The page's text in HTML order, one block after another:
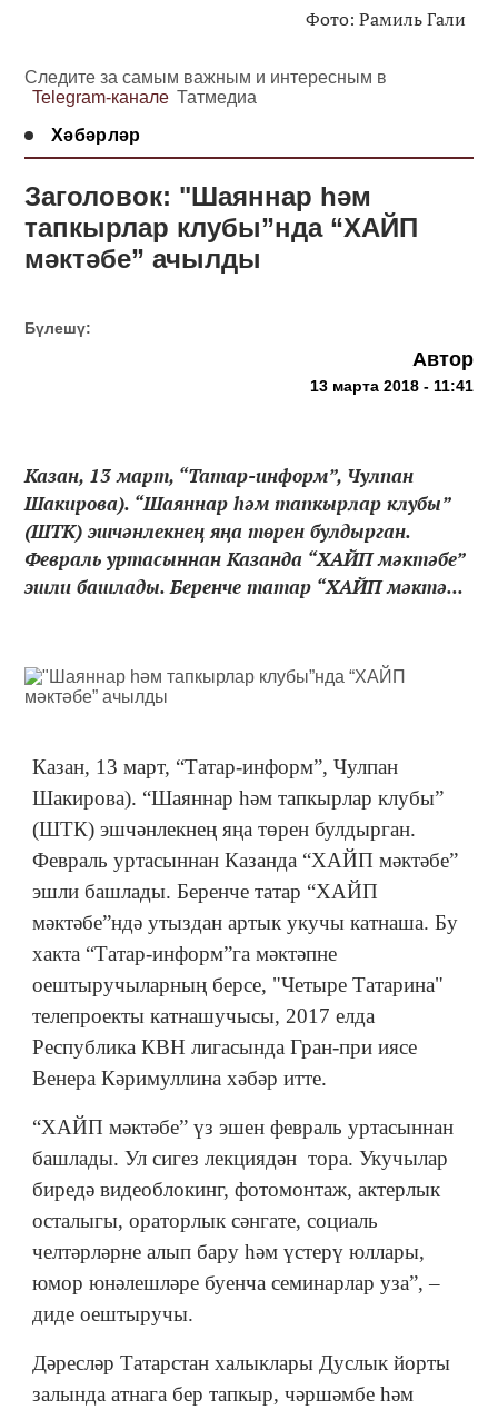
Фото: Рамиль Гали
Следите за самым важным и интересным в
Telegram-канале Татмедиа
Хәбәрләр
Заголовок: "Шаяннар һәм
тапкырлар клубы”нда “ХАЙП
мәктәбе” ачылды
Бүлешү:
Автор
13 марта 2018 - 11:41
Казан, 13 март, “Татар-информ”, Чулпан
Шакирова). “Шаяннар һәм тапкырлар клубы”
(ШТК) эшчәнлекнең яңа төрен булдырган.
Февраль уртасыннан Казанда “ХАЙП мәктәбе”
эшли башлады. Беренче татар “ХАЙП мәктә...
Казан, 13 март, “Татар-информ”, Чулпан
Шакирова). “Шаяннар һәм тапкырлар клубы”
(ШТК) эшчәнлекнең яңа төрен булдырган.
Февраль уртасыннан Казанда “ХАЙП мәктәбе”
эшли башлады. Беренче татар “ХАЙП
мәктәбе”ндә утыздан артык укучы катнаша. Бу
хакта “Татар-информ”га мәктәпне
оештыручыларның берсе, "Четыре Татарина"
телепроекты катнашучысы, 2017 елда
Республика КВН лигасында Гран-при иясе
Венера Кәримуллина хәбәр итте.
“ХАЙП мәктәбе” үз эшен февраль уртасыннан
башлады. Ул сигез лекциядән тора. Укучылар
биредә видеоблокинг, фотомонтаж, актерлык
осталыгы, ораторлык сәнгате, социаль
челтәрләрне алып бару һәм үстерү юллары,
юмор юнәлешләре буенча семинарлар уза”, –
диде оештыручы.
Дәресләр Татарстан халыклары Дуслык йорты
залында атнага бер тапкыр, чәршәмбе һәм